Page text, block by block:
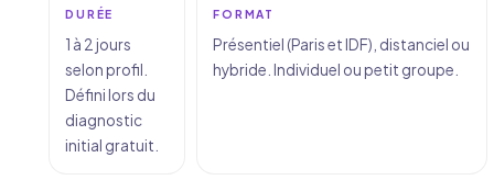
DURÉE
1 à 2 jours
selon profil.
Défini lors du
diagnostic
initial gratuit.
FORMAT
Présentiel (Paris et IDF), distanciel ou
hybride. Individuel ou petit groupe.